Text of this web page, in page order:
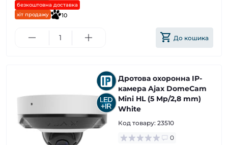
безкоштовна доставка
хіт продажу
10
До кошика
Дротова охоронна IP-
камера Ajax DomeCam
Mini HL (5 Mp/2,8 mm)
White
Код товару: 23510
0